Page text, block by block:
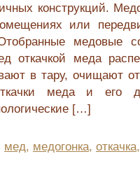
конструкций.
или
медовые
откачкой меда
в тару, очищают
меда и его
[…]
мед, медогонка, откачка